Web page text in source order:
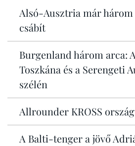
Alsó-Ausztria már
csábít
Burgenland három arca:
Toszkána és a Serengeti
szélén
Allrounder KROSS
A Balti-tenger a jövő